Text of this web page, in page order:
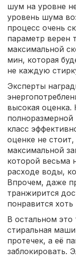
шум на уровне
уровень шума
процесс очень
параметр верен
максимальной
мин, которая
не каждую
Эксперты
высокая
класс
оценке не
максимальной
которой весьма
расходе воды,
Впрочем, даже
транжирится
понравится
В остальном это
стиральная
протечек, а её
заблокировать.